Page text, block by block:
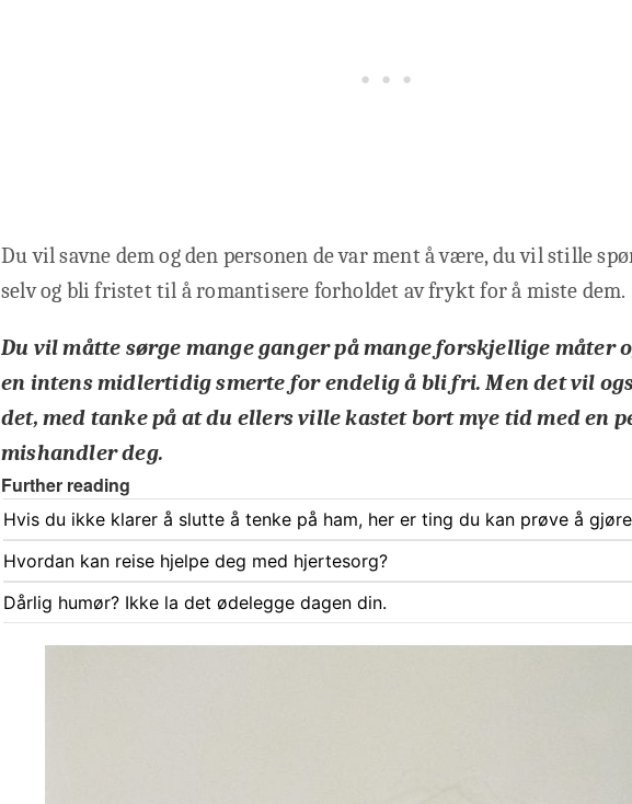
Du vil savne dem og den personen de var ment å være, du vil stille
selv og bli fristet til å romantisere forholdet av frykt for å miste dem.
Du vil måtte sørge mange ganger på mange forskjellige måter
en intens midlertidig smerte for endelig å bli fri. Men det vil
det, med tanke på at du ellers ville kastet bort mye tid med en
mishandler deg.
Further reading
Hvis du ikke klarer å slutte å tenke på ham, her er ting du kan prøve å
Hvordan kan reise hjelpe deg med hjertesorg?
Dårlig humør? Ikke la det ødelegge dagen din.